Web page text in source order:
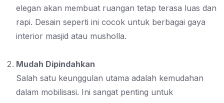
elegan akan membuat ruangan tetap terasa luas dan
rapi. Desain seperti ini cocok untuk berbagai gaya
interior masjid atau musholla.
Mudah Dipindahkan
Salah satu keunggulan utama adalah kemudahan
dalam mobilisasi. Ini sangat penting untuk